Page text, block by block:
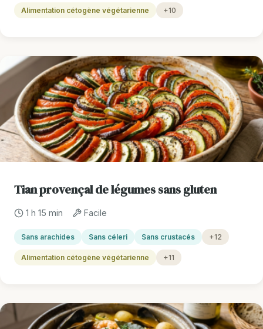
Alimentation cétogène végétarienne +10
Tian provençal de légumes sans gluten
1 h 15 min Facile
Sans arachides Sans céleri Sans crustacés +12
Alimentation cétogène végétarienne +11